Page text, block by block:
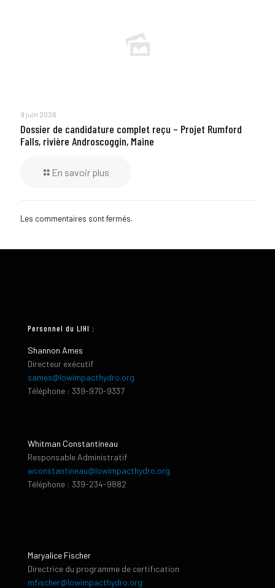
9 juin 2026
Dossier de candidature complet reçu – Projet Rumford
Falls, rivière Androscoggin, Maine
En savoir plus
Les commentaires sont fermés.
Personnel du LIHI :
Shannon Ames
Directeur exécutif
sames@lowimpacthydro.org
Téléphone : 339-970-9337
Whitman Constantineau
Responsable Administratif
wconstantineau@lowimpacthydro.org
Téléphone : 339-234-9882
Maryalice Fischer
Directrice du programme de certification
mfischer@lowimpacthydro.org